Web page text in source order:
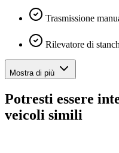
Trasmissione
Rilevatore di
Mostra di più
Potresti essere
veicoli simili